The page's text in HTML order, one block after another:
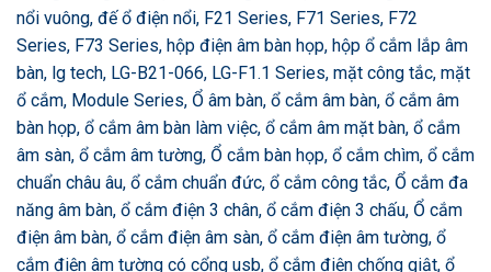
nổi vuông, đế ổ điện nổi, F21 Series, F71 Series, F72
Series, F73 Series, hộp điện âm bàn họp, hộp ổ cắm lắp âm
bàn, lg tech, LG-B21-066, LG-F1.1 Series, mặt công tắc, mặt
ổ cắm, Module Series, Ổ âm bàn, ổ cắm âm bàn, ổ cắm âm
bàn họp, ổ cắm âm bàn làm việc, ổ cắm âm mặt bàn, ổ cắm
âm sàn, ổ cắm âm tường, Ổ cắm bàn họp, ổ cắm chìm, ổ cắm
chuẩn châu âu, ổ cắm chuẩn đức, ổ cắm công tắc, Ổ cắm đa
năng âm bàn, ổ cắm điện 3 chân, ổ cắm điện 3 chấu, Ổ cắm
điện âm bàn, ổ cắm điện âm sàn, ổ cắm điện âm tường, ổ
cắm điện âm tường có cổng usb, ổ cắm điện chống giật, ổ